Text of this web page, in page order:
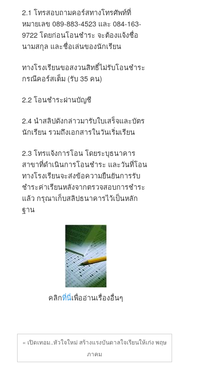
2.1 โทรสอบถามคอร์สทางโทรศัพท์ที่
หมายเลข 089-883-4523 และ 084-163-
9722 โดยก่อนโอนชำระ จะต้องแจ้งชื่อ
นามสกุล และชื่อเล่นของนักเรียน
ทางโรงเรียนขอสงวนสิทธิ์ไม่รับโอนชำระ
กรณีคอร์สเต็ม (รับ 35 คน)
2.2 โอนชำระผ่านบัญชี
2.4 นำสลิปดังกล่าวมารับใบเสร็จและบัตร
นักเรียน รวมถึงเอกสารในวันเริ่มเรียน
2.3 โทรแจ้งการโอน โดยระบุธนาคาร
สาขาที่ดำเนินการโอนชำระ และวันที่โอน
ทางโรงเรียนจะส่งข้อความยืนยันการรับ
ชำระค่าเรียนหลังจากตรวจสอบการชำระ
แล้ว กรุณาเก็บสลิปธนาคารไว้เป็นหลัก
ฐาน
คลิกที่นี่เพื่ออ่านเรื่องอื่นๆ
« เปิดเทอม..หัวใจใหม่ สร้างแรงบันดาลใจเรียนให้เก่ง พฤษ
ภาคม